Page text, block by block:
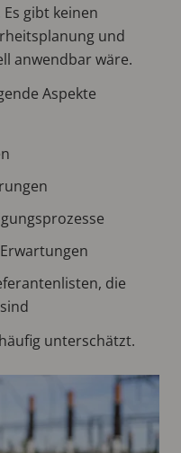
gibt keinen
und
anwendbar wäre.
Aspekte
die
unterschätzt.